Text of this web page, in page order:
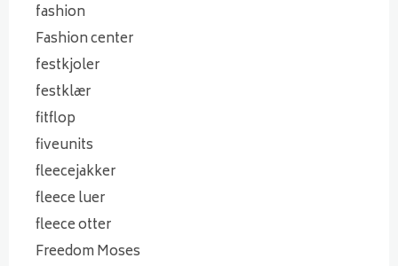
fashion
Fashion center
festkjoler
festklær
fitflop
fiveunits
fleecejakker
fleece luer
fleece otter
Freedom Moses